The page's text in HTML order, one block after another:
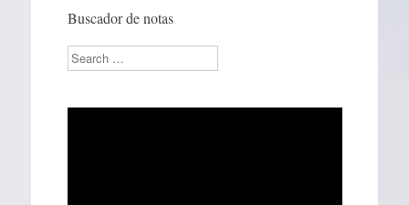
Buscador de notas
Search